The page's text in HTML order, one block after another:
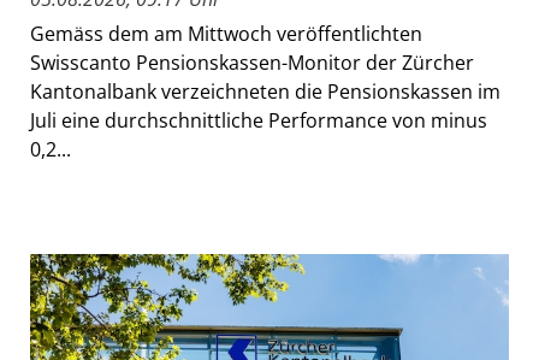
Gemäss dem am Mittwoch veröffentlichten
Swisscanto Pensionskassen-Monitor der Zürcher
Kantonalbank verzeichneten die Pensionskassen im
Juli eine durchschnittliche Performance von minus
0,2...